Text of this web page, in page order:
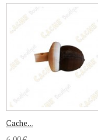
Cache...